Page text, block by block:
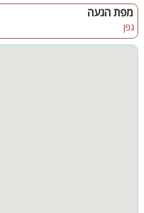
בריכת שחייה בגודל 8X4
ג'קוזי ספא חיצוני ענק 9 מקומות
חצר היקפית גדולה עם מדשאות
פינת ברביקיו
גינה
מפת הגעה
גפן